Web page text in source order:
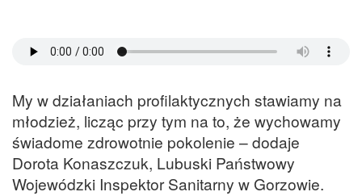
My w działaniach profilaktycznych stawiamy na
młodzież, licząc przy tym na to, że wychowamy
świadome zdrowotnie pokolenie – dodaje
Dorota Konaszczuk, Lubuski Państwowy
Wojewódzki Inspektor Sanitarny w Gorzowie.